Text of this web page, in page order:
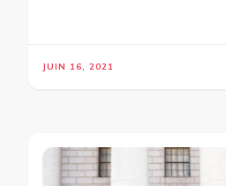
JUIN 16, 2021